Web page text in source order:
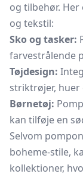
og tilbehør.
og tekstil:
Sko og tasker:
farvestrålende
Tøjdesign:
striktrøjer,
Børnetøj:
kan tilføje en
Selvom
boheme-stile,
kollektioner,